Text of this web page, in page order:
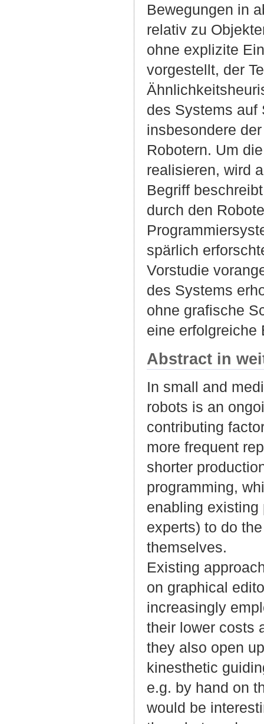
Bewegungen in
relativ zu
ohne explizite
vorgestellt, der
des Systems auf
insbesondere
Robotern. Um
realisieren, wird
Begriff
durch den
spärlich
Vorstudie
des Systems
ohne grafische
eine erfolgreiche
Abstract in
In small and
robots is an
contributing
more frequent
shorter
programming,
enabling existing
experts) to do
themselves.
Existing
on graphical
increasingly
their lower costs
they also open
kinesthetic
e.g. by hand on
would be